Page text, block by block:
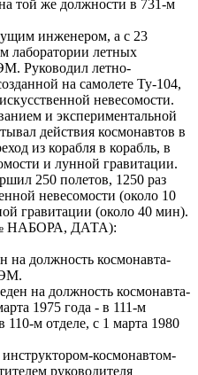
той же должности в 731-м
инженером, а с 23
лаборатории летных
Руководил летно-
на самолете Ту-104,
невесомости.
и экспериментальной
действия космонавтов в
из корабля в корабль, в
и лунной гравитации.
250 полетов, 1250 раз
невесомости (около 10
гравитации (около 40 мин).
ДАТА):
на должность космонавта-
на должность космонавта-
1975 года - в 111-м
110-м отделе, с 1 марта 1980
космонавтом-
руководителя